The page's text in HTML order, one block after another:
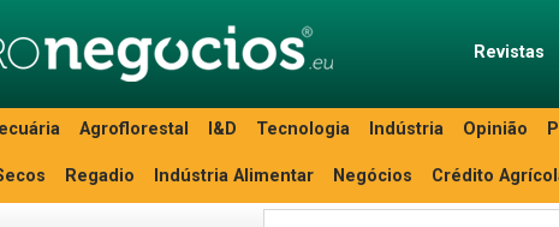
Revistas
Agroflorestal I&D Tecnologia Indústria Opinião
Regadio Indústria Alimentar Negócios Crédito